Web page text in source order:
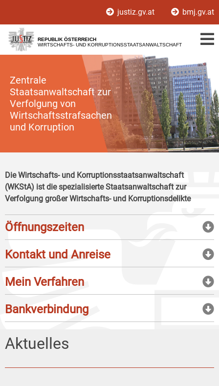
[1]
[2]
justiz.gv.at bmj.gv.at
REPUBLIK ÖSTERREICH
WIRTSCHAFTS- UND KORRUPTIONSSTAATSANWALTSCHAFT
Zentrale
Staatsanwaltschaft zur
Verfolgung von
Wirtschaftsstrafsachen
und Korruption
Die Wirtschafts- und Korruptionsstaatsanwaltschaft
(WKStA) ist die spezialisierte Staatsanwaltschaft zur
Verfolgung großer Wirtschafts- und Korruptionsdelikte
Öffnungszeiten
Kontakt und Anreise
Mein Verfahren
Bankverbindung
Aktuelles